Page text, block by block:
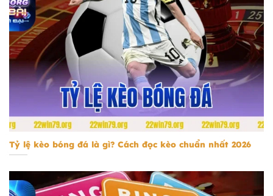
tỷ lệ kèo bóng đá
Tỷ lệ kèo bóng đá là gì? Cách đọc kèo chuẩn nhất 2026